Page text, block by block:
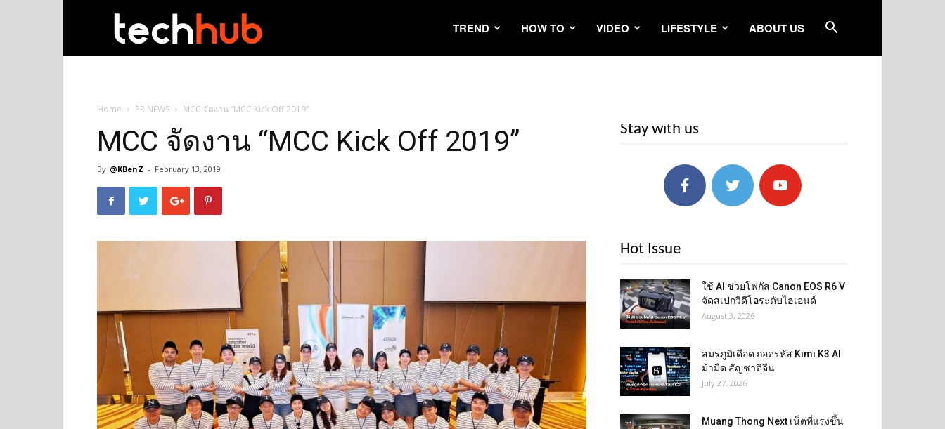
TREND HOW TO VIDEO LIFESTYLE ABOUT US
Home PR NEWS MCC จัดงาน “MCC Kick Off 2019”
MCC จัดงาน “MCC Kick Off 2019”
By @KBenZ - February 13, 2019
Stay with us
Hot Issue
ใช้ AI ช่วยโฟกัส Canon EOS R6 V
จัดสเปกวิดีโอระดับไฮเอนด์
August 3, 2026
สมรภูมิเดือด ถอดรหัส Kimi K3 AI
ม้ามืด สัญชาติจีน
July 27, 2026
Muang Thong Next เน็ตที่แรงขึ้น